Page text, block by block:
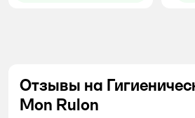
Отзывы на
Mon Rulon